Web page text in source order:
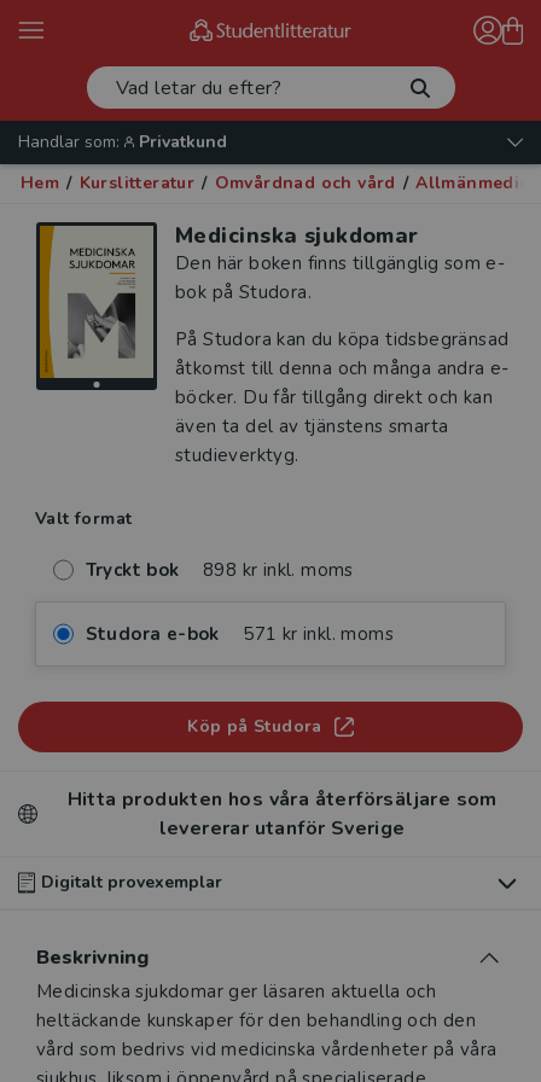
Handlar som:
Privatkund
Hem / Kurslitteratur / Omvårdnad och vård /
Medicinska sjukdomar
Den här boken finns tillgänglig som e-
bok på Studora.
På Studora kan du köpa tidsbegränsad
åtkomst till denna och många andra e-
böcker. Du får tillgång direkt och kan
även ta del av tjänstens smarta
studieverktyg.
Valt format
Tryckt bok 898 kr inkl. moms
Studora e-bok 571 kr inkl. moms
Köp på Studora
Hitta produkten hos våra återförsäljare som
levererar utanför Sverige
Digitalt provexemplar
digitalt provexemplar av den här produkten
Våra digitala provexemplar tillhandahålls via Studora.se
och ger dig tillgång till boken under 180 dagar. Observera
att erbjudandet endast gäller relevanta produkter för din
Beskrivning
Beskrivning
Medicinska sjukdomar ger läsaren aktuella och
heltäckande kunskaper för den behandling och den
vård som bedrivs vid medicinska vårdenheter på våra